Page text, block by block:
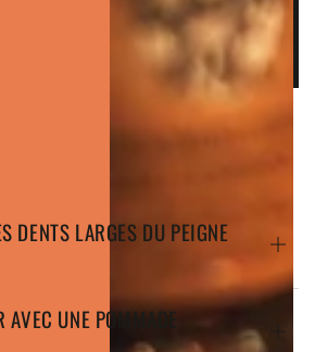
THE HOLY BARBER
DENTS LARGES DU PEIGNE
AVEC UNE POMMADE